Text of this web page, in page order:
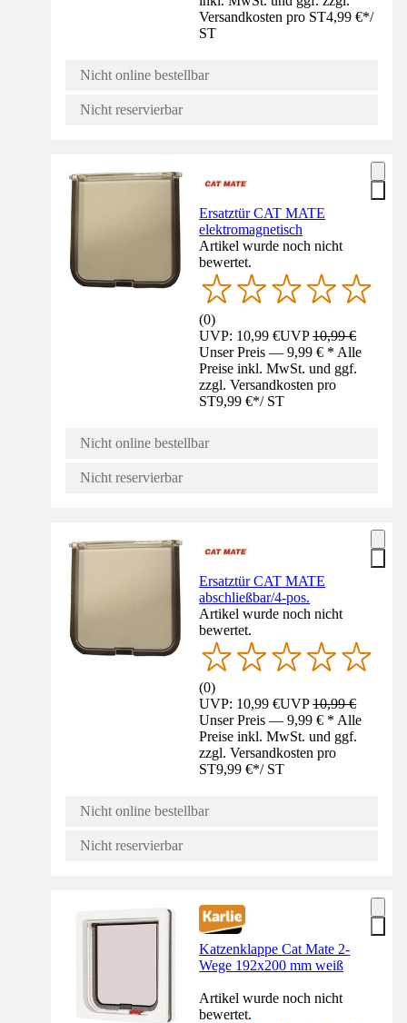
Versandkosten pro ST4,99 €*/
ST
Nicht online bestellbar
Nicht reservierbar
Ersatztür CAT MATE
elektromagnetisch
Artikel wurde noch nicht
bewertet.
(0)
UVP: 10,99 €UVP10,99 €
Unser Preis — 9,99 € * Alle
Preise inkl. MwSt. und ggf.
zzgl. Versandkosten pro
ST9,99 €*/ ST
Nicht online bestellbar
Nicht reservierbar
Ersatztür CAT MATE
abschließbar/4-pos.
Artikel wurde noch nicht
bewertet.
(0)
UVP: 10,99 €UVP10,99 €
Unser Preis — 9,99 € * Alle
Preise inkl. MwSt. und ggf.
zzgl. Versandkosten pro
ST9,99 €*/ ST
Nicht online bestellbar
Nicht reservierbar
Katzenklappe Cat Mate 2-
Wege 192x200 mm weiß
Artikel wurde noch nicht
bewertet.